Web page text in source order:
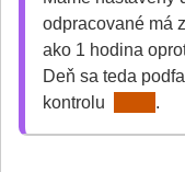
odpracované má
ako 1 hodina
Deň sa teda
kontrolu
.